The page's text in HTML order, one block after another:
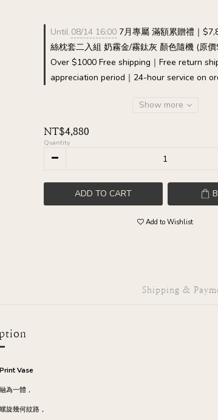
Until 08/14 16:00 7月專屬 滿額累贈禮｜
絲枕套二入組 奶霧金/霧鈦灰 顏色隨機 (原
Over $1000 Free shipping｜Free return
appreciation period｜24-hour service on
Show more
NT$4,880
Quantity
ADD TO CART
Add to Wishlist
Shipping &
Vase
為一體，
旋幾何紋路，